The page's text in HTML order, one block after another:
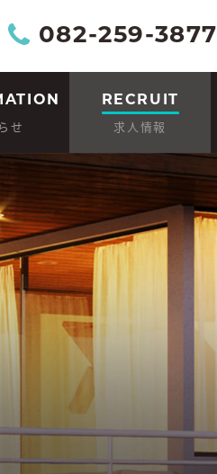
082-259-3877
せ
RECRUIT
求人情報